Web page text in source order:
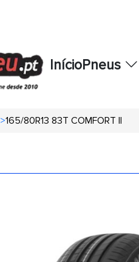
InícioPneus
>165/80R13 83T COMFORT II